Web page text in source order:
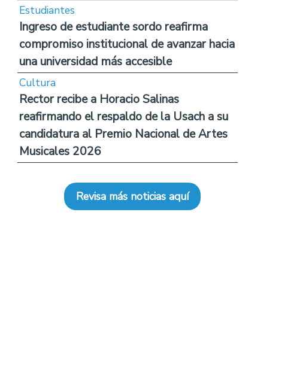
Estudiantes
Ingreso de estudiante sordo reafirma
compromiso institucional de avanzar hacia
una universidad más accesible
Cultura
Rector recibe a Horacio Salinas
reafirmando el respaldo de la Usach a su
candidatura al Premio Nacional de Artes
Musicales 2026
Revisa más noticias aquí